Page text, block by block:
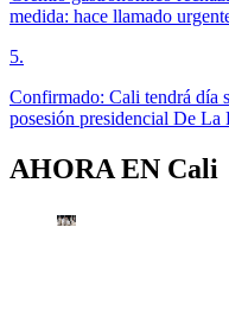
medida: hace llamado
5.
Confirmado: Cali tendrá día
posesión presidencial De La
AHORA EN Cali